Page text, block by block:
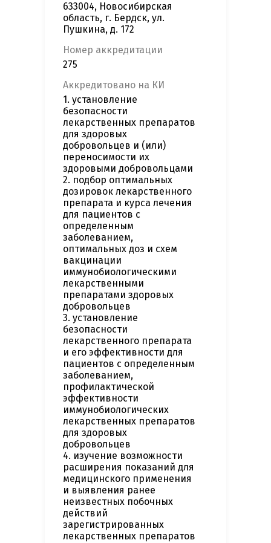
633004, Новосибирская
область, г. Бердск, ул.
Пушкина, д. 172
Номер аккредитации
275
Аккредитовано на КИ
1. установление
безопасности
лекарственных препаратов
для здоровых
добровольцев и (или)
переносимости их
здоровыми добровольцами
2. подбор оптимальных
дозировок лекарственного
препарата и курса лечения
для пациентов с
определенным
заболеванием,
оптимальных доз и схем
вакцинации
иммунобиологическими
лекарственными
препаратами здоровых
добровольцев
3. установление
безопасности
лекарственного препарата
и его эффективности для
пациентов с определенным
заболеванием,
профилактической
эффективности
иммунобиологических
лекарственных препаратов
для здоровых
добровольцев
4. изучение возможности
расширения показаний для
медицинского применения
и выявления ранее
неизвестных побочных
действий
зарегистрированных
лекарственных препаратов